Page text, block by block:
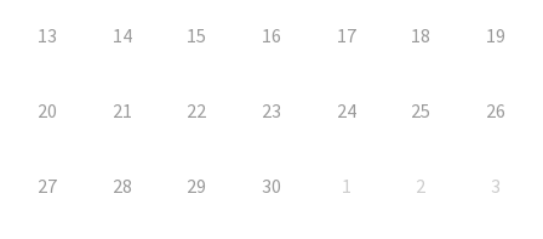
13 14 15 16 17 18 19
20 21 22 23 24 25 26
27 28 29 30 1 2 3